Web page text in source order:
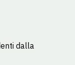
dalla